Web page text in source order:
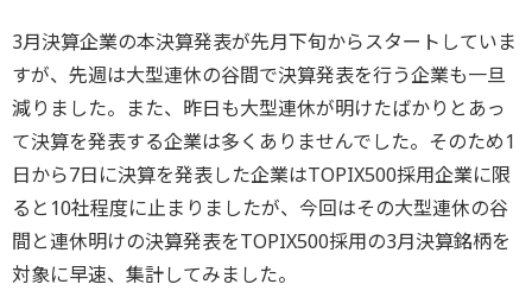
3月決算企業の本決算発表が先月下旬からスタートしていま
すが、先週は大型連休の谷間で決算発表を行う企業も一旦
減りました。また、昨日も大型連休が明けたばかりとあっ
て決算を発表する企業は多くありませんでした。そのため1
日から7日に決算を発表した企業はTOPIX500採用企業に限
ると10社程度に止まりましたが、今回はその大型連休の谷
間と連休明けの決算発表をTOPIX500採用の3月決算銘柄を
対象に早速、集計してみました。